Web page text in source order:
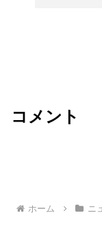
コメント
ホーム ニ